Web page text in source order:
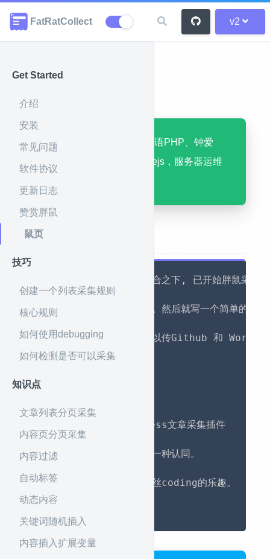
FatRatCollect v2
Get Started
介绍
安装
常见问题
软件协议
更新日志
赞赏胖鼠
鼠页
技巧
创建一个列表采集规则
核心规则
如何使用debugging
如何检测是否可以采集
知识点
文章列表分页采集
内容页分页采集
内容过滤
自动标签
动态内容
关键词随机插入
内容插入扩展变量
胖鼠是一名程序员，母语PHP、钟爱
python，golang，nodejs，服务器运维
添加好友
写胖鼠采集是在一次机缘巧合之下, 已开始胖鼠采集
后来需要变的稍微灵活一点。然后就写一个简单的图
领导看到了说这个小玩意可以传Github 和
胖鼠采集是开源的WordPress文章采集插件
鼠们打赏或者评论支持，是一种认同。
给胖鼠平淡的生活中增加一丝coding的乐趣。